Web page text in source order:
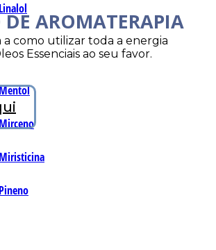
Linalol
Miristicina
Pineno
DE AROMATERAPIA
a como utilizar toda a energia
Essenciais ao seu favor.